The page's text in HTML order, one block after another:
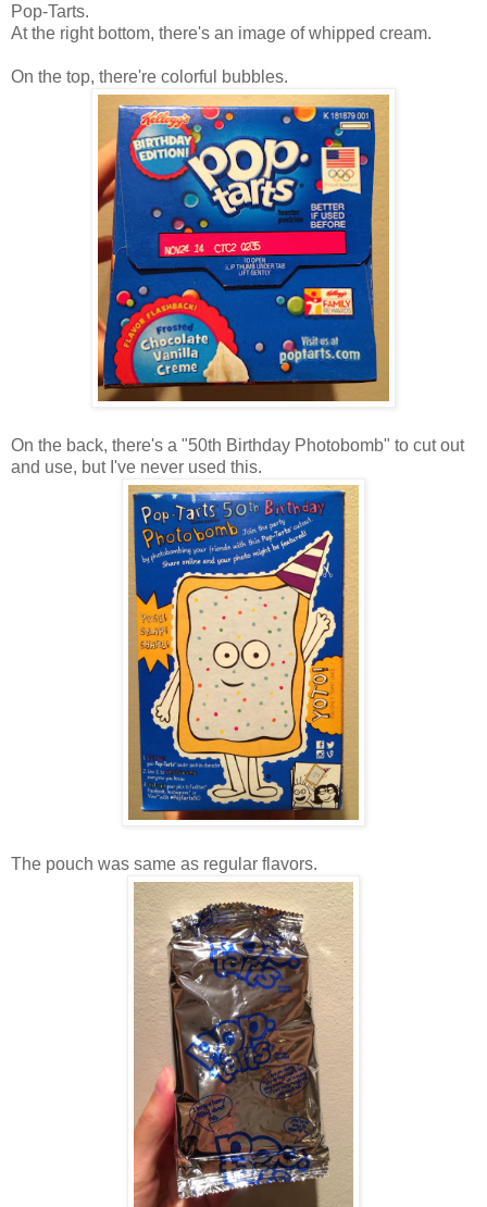
Pop-Tarts.
At the right bottom, there's an image of whipped cream.
On the top, there're colorful bubbles.
On the back, there's a "50th Birthday Photobomb" to cut out
and use, but I've never used this.
The pouch was same as regular flavors.